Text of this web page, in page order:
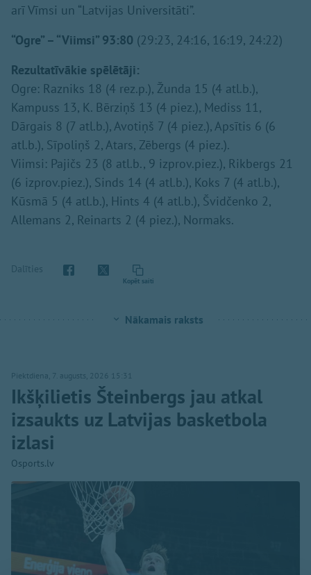
arī Vīmsi un “Latvijas Universitāti”.
“Ogre” – “Viimsi” 93:80 (29:23, 24:16, 16:19, 24:22)
Rezultatīvākie spēlētāji:
Ogre: Razniks 18 (4 rez.p.), Žunda 15 (4 atl.b.),
Kampuss 13, K. Bērziņš 13 (4 piez.), Mediss 11,
Dārgais 8 (7 atl.b.), Avotiņš 7 (4 piez.), Apsītis 6 (6
atl.b.), Sīpoliņš 2, Atars, Zēbergs (4 piez.).
Viimsi: Pajičs 23 (8 atl.b., 9 izprov.piez.), Rikbergs 21
(6 izprov.piez.), Sinds 14 (4 atl.b.), Koks 7 (4 atl.b.),
Kūsmā 5 (4 atl.b.), Hints 4 (4 atl.b.), Švidčenko 2,
Allemans 2, Reinarts 2 (4 piez.), Normaks.
Dalīties
Kopēt saiti
Nākamais raksts
Piektdiena, 7. augusts, 2026 15:31
Ikšķilietis Šteinbergs jau atkal
izsaukts uz Latvijas basketbola
izlasi
Osports.lv